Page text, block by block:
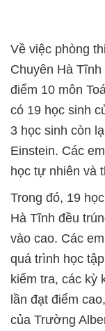
Về việc phòng
Chuyên Hà
điểm 10 môn
có 19 học sinh
3 học sinh còn
Einstein. Các
học tự nhiên và
Trong đó, 19
Hà Tĩnh đều
vào cao. Các
quá trình học
kiểm tra, các kỳ
lần đạt điểm
của Trường